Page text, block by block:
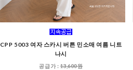
CPP 5003 여자 스카시 버튼 민소매 여름 니트
나시
공급가 :13,600원